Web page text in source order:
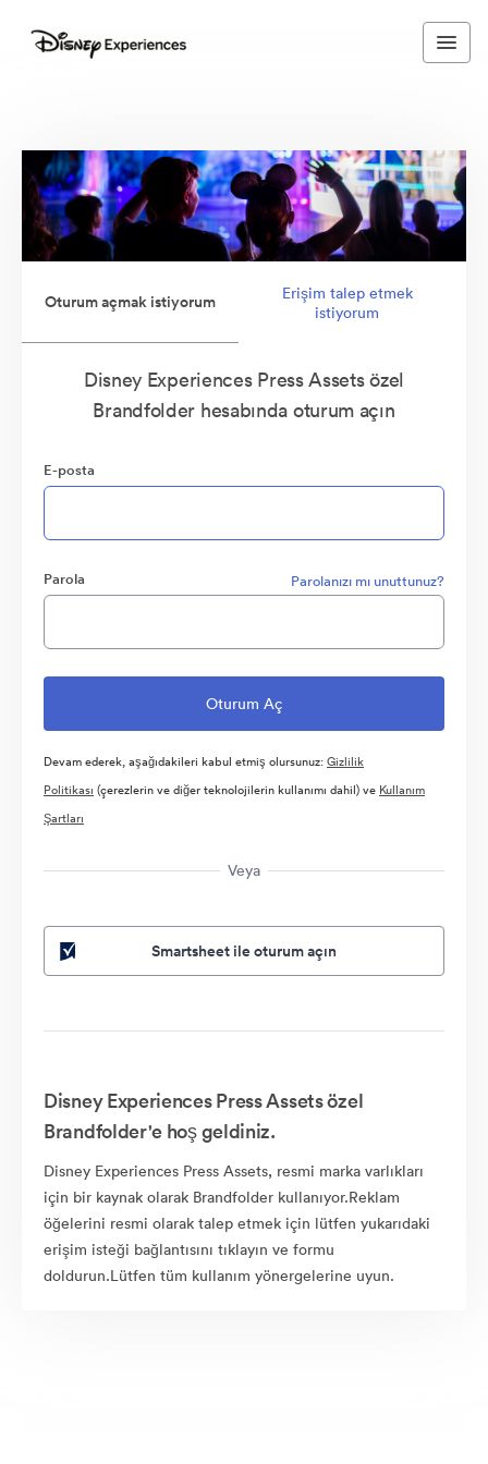
Oturum açmak istiyorum
Erişim talep etmek
istiyorum
Disney Experiences Press Assets özel
Brandfolder hesabında oturum açın
E-posta
Parola Parolanızı mı unuttunuz?
Devam ederek, aşağıdakileri kabul etmiş olursunuz:Gizlilik
Politikası (çerezlerin ve diğer teknolojilerin kullanımı dahil) ve Kullanım
Şartları
Veya
Smartsheet ile oturum açın
Disney Experiences Press Assets özel
Brandfolder'e hoş geldiniz.
Disney Experiences Press Assets, resmi marka varlıkları
için bir kaynak olarak Brandfolder kullanıyor.Reklam
öğelerini resmi olarak talep etmek için lütfen yukarıdaki
erişim isteği bağlantısını tıklayın ve formu
doldurun.Lütfen tüm kullanım yönergelerine uyun.